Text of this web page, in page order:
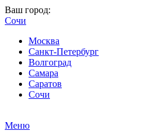
Ваш город:
Сочи
Москва
Санкт-Петербург
Волгоград
Самара
Саратов
Сочи
Меню